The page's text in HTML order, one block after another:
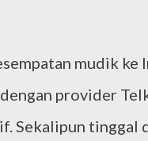
mudik ke
provider
Sekalipun tinggal